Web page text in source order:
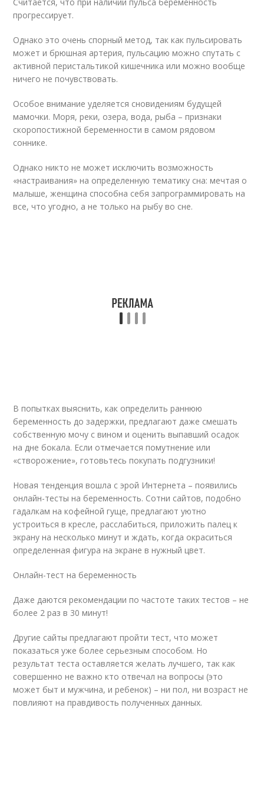
прогрессирует.
Однако это очень спорный метод, так как пульсировать
может и брюшная артерия, пульсацию можно спутать с
активной перистальтикой кишечника или можно вообще
ничего не почувствовать.
Особое внимание уделяется сновидениям будущей
мамочки. Моря, реки, озера, вода, рыба – признаки
скоропостижной беременности в самом рядовом
соннике.
Однако никто не может исключить возможность
«настраивания» на определенную тематику сна: мечтая о
малыше, женщина способна себя запрограммировать на
все, что угодно, а не только на рыбу во сне.
В попытках выяснить, как определить раннюю
беременность до задержки, предлагают даже смешать
собственную мочу с вином и оценить выпавший осадок
на дне бокала. Если отмечается помутнение или
«створожение», готовьтесь покупать подгузники!
Новая тенденция вошла с эрой Интернета – появились
онлайн-тесты на беременность. Сотни сайтов, подобно
гадалкам на кофейной гуще, предлагают уютно
устроиться в кресле, расслабиться, приложить палец к
экрану на несколько минут и ждать, когда окраситься
определенная фигура на экране в нужный цвет.
Онлайн-тест на беременность
Даже даются рекомендации по частоте таких тестов – не
более 2 раз в 30 минут!
Другие сайты предлагают пройти тест, что может
показаться уже более серьезным способом. Но
результат теста оставляется желать лучшего, так как
совершенно не важно кто отвечал на вопросы (это
может быт и мужчина, и ребенок) – ни пол, ни возраст не
повлияют на правдивость полученных данных.